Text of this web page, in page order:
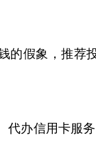
的假象，推荐
办信用卡服